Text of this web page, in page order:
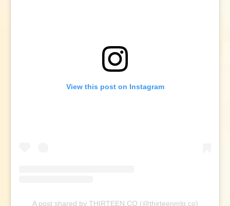
View this post on Instagram
A post shared by THIRTEEN.CO (@thirteenmlg.co)